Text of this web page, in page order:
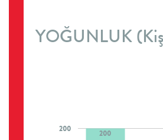
YOĞUNLUK
200 200